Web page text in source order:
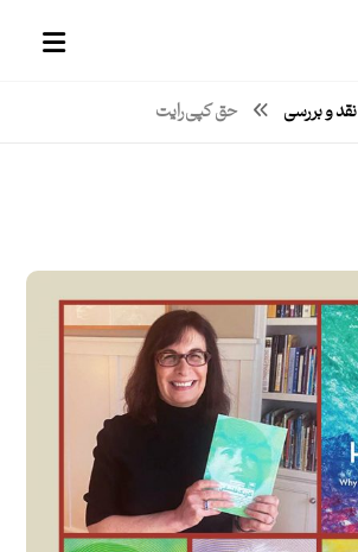
نقد و بررسی حق کپی‌رایت